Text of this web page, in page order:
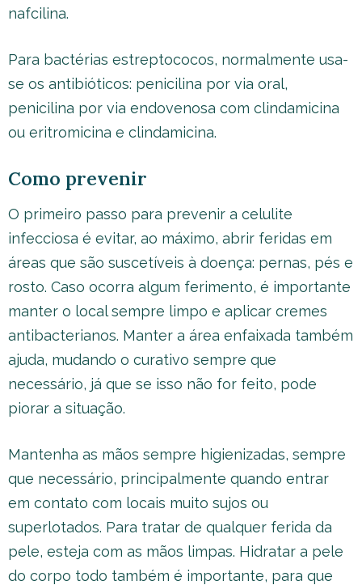
nafcilina.
Para bactérias estreptococos, normalmente usa-
se os antibióticos: penicilina por via oral,
penicilina por via endovenosa com clindamicina
ou eritromicina e clindamicina.
Como prevenir
O primeiro passo para prevenir a celulite
infecciosa é evitar, ao máximo, abrir feridas em
áreas que são suscetíveis à doença: pernas, pés e
rosto. Caso ocorra algum ferimento, é importante
manter o local sempre limpo e aplicar cremes
antibacterianos. Manter a área enfaixada também
ajuda, mudando o curativo sempre que
necessário, já que se isso não for feito, pode
piorar a situação.
Mantenha as mãos sempre higienizadas, sempre
que necessário, principalmente quando entrar
em contato com locais muito sujos ou
superlotados. Para tratar de qualquer ferida da
pele, esteja com as mãos limpas. Hidratar a pele
do corpo todo também é importante, para que